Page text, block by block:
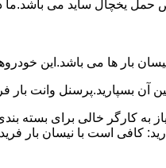
یخچال ساید می باشد.ما
بار ها می باشد.این
بسپارید.پرسنل وانت بار
کارگر خالی برای بسته
کافی است با نیسان بار